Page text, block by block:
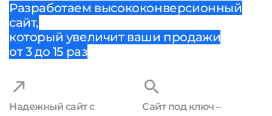
Разработаем высококонверсионный
сайт,
который увеличит ваши продажи
от 3 до 15 раз
Надежный сайт с
Сайт под ключ –